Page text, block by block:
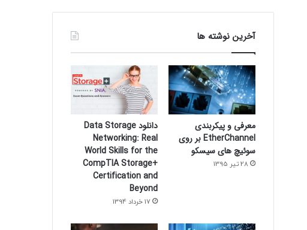
آخرین نوشته ها
معرفی و پیکربندی
EtherChannel بر روی
سوئیچ های سیسکو
28 تیر 1395
دانلود Data Storage
Networking: Real
World Skills for the
CompTIA Storage+
Certification and
Beyond
17 خرداد 1394